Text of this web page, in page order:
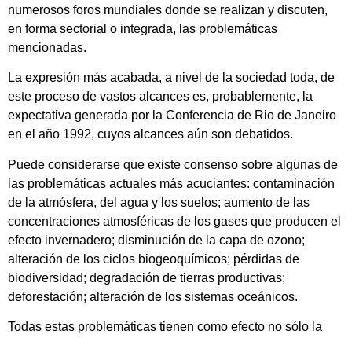
numerosos foros mundiales donde se realizan y discuten,
en forma sectorial o integrada, las problemáticas
mencionadas.
La expresión más acabada, a nivel de la sociedad toda, de
este proceso de vastos alcances es, probablemente, la
expectativa generada por la Conferencia de Rio de Janeiro
en el año 1992, cuyos alcances aún son debatidos.
Puede considerarse que existe consenso sobre algunas de
las problemáticas actuales más acuciantes: contaminación
de la atmósfera, del agua y los suelos; aumento de las
concentraciones atmosféricas de los gases que producen el
efecto invernadero; disminución de la capa de ozono;
alteración de los ciclos biogeoquímicos; pérdidas de
biodiversidad; degradación de tierras productivas;
deforestación; alteración de los sistemas oceánicos.
Todas estas problemáticas tienen como efecto no sólo la